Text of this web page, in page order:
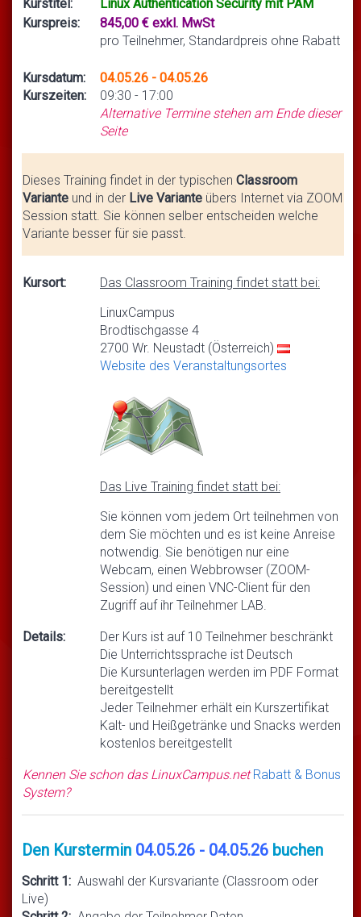
Kurstitel:
Linux Authentication Security mit PAM
Kurspreis:
845,00 € exkl. MwSt
pro Teilnehmer, Standardpreis ohne Rabatt
Kursdatum:
Kurszeiten:
04.05.26 - 04.05.26
09:30 - 17:00
Alternative Termine stehen am Ende dieser
Seite
Dieses Training findet in der typischen Classroom
Variante und in der Live Variante übers Internet via ZOOM
Session statt. Sie können selber entscheiden welche
Variante besser für sie passt.
Kursort:
Das Classroom Training findet statt bei:
LinuxCampus
Brodtischgasse 4
2700 Wr. Neustadt (Österreich)
Website des Veranstaltungsortes
Das Live Training findet statt bei:
Sie können vom jedem Ort teilnehmen von
dem Sie möchten und es ist keine Anreise
notwendig. Sie benötigen nur eine
Webcam, einen Webbrowser (ZOOM-
Session) und einen VNC-Client für den
Zugriff auf ihr Teilnehmer LAB.
Details:
Der Kurs ist auf 10 Teilnehmer beschränkt
Die Unterrichtssprache ist Deutsch
Die Kursunterlagen werden im PDF Format
bereitgestellt
Jeder Teilnehmer erhält ein Kurszertifikat
Kalt- und Heißgetränke und Snacks werden
kostenlos bereitgestellt
Kennen Sie schon das LinuxCampus.netRabatt & Bonus
System?
Den Kurstermin 04.05.26 - 04.05.26 buchen
Schritt 1: Auswahl der Kursvariante (Classroom oder
Live)